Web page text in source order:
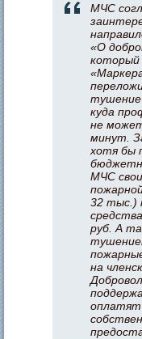
МЧС
«О
который
тушение
куда
не
минут.
хотя бы
МЧС
32 тыс.)
руб. А
на